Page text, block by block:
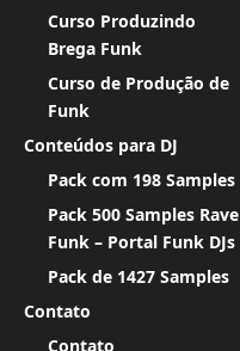
Curso Produzindo
Brega Funk
Curso de Produção de
Funk
Conteúdos para DJ
Pack com 198 Samples
Pack 500 Samples Rave
Funk – Portal Funk DJs
Pack de 1427 Samples
Contato
Contato